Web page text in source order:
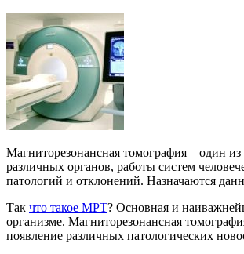
Магниторезонансная томография – один
различных органов, работы систем
патологий и отклонений. Назначаются
Так что такое МРТ? Основная и
организме. Магниторезонансная
появление различных патологических